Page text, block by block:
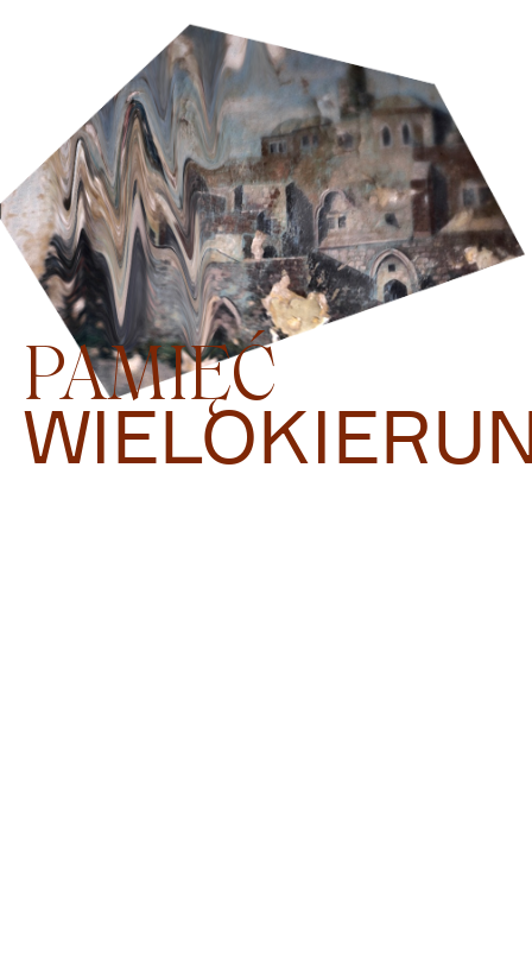
PAMIĘĆ